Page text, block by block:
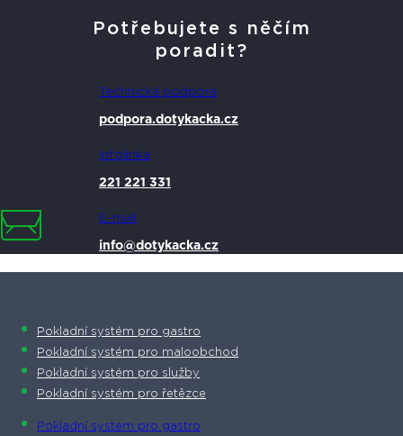
Potřebujete s něčím
poradit?
Technická podpora
podpora.dotykacka.cz
Infolinka
221 221 331
E-mail
info@dotykacka.cz
Pokladní systém pro gastro
Pokladní systém pro maloobchod
Pokladní systém pro služby
Pokladní systém pro řetězce
Pokladní systém pro gastro